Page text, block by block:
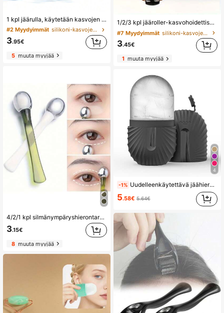
1 kpl jäärulla, käytetään kasvojen ja silmien turvotuksen lievittämiseen, kasvojen hierontalaite, ihon laadun parantaminen, ihon kirkastaminen, jäärullan muotti, kauneus, ihonhoito, kylpylä, itsehoito, ihonhoitovälineet, kasvojenhoito, kauneudenhoitoterapeutin tarvikkeet, hieronta, kasvohierontaväline, kasvorulla, jäärulla
#2 Myydyimmät silikoni-kasvojen hierontatyökaluissa
3.95€
5muuta myyjää
4/2/1 kpl silmänympäryshierontarulla, silmänympärysvoiteen levitin, hellävarainen levitys kasvoille, silmille, kaulalle, otsalle
3.15€
8muuta myyjää
1/2/3 kpl jääroller-kasvohoidettisetti, kasvoihin tarkoitettu rullain- ja gua sha -työkalusetti, kauneudenhoitotyökalusetti, kasvojen hierontarulla kohottavaan ja muotoilevaan hoitoon, jääroller-muottiblokki, uudelleenkäytettävä ja vuotamaton
#7 Myydyimmät silikoni-kasvojen hierontatyökaluissa
3.45€
1muuta myyjää
4
-1% Uudelleenkäytettävä jäähierontarulla, kasvojen jäähieronta, kauneudenhoidon työkalu ihonhoitoon. Tämä vuotamaton kasvojen hierontalaite voi muotoilla ja parantaa ihoprofiiliasi. Sopii kauneudenhoitoon, ihonhoitotuotteisiin, kylpylöihin, itsehoitoon, ihonhoitovälineisiin, kasvojenhoitoon, kauneustarvikkeisiin, hierontaan, kasvohierontavälineisiin, kasvorulliin, jäähierontarulliin jne.
5.58€ 5.64€